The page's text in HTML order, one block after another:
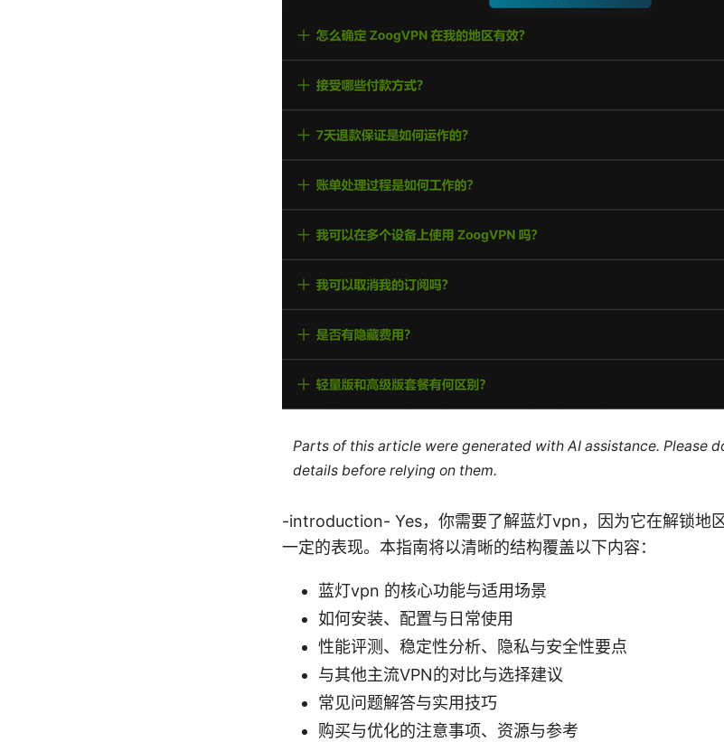
Parts of this article were generated with AI assistance. Please
details before relying on them.
-introduction- Yes，你需要了解蓝灯vpn，因为它在解锁地
一定的表现。本指南将以清晰的结构覆盖以下内容：
蓝灯vpn 的核心功能与适用场景
如何安装、配置与日常使用
性能评测、稳定性分析、隐私与安全性要点
与其他主流VPN的对比与选择建议
常见问题解答与实用技巧
购买与优化的注意事项、资源与参考